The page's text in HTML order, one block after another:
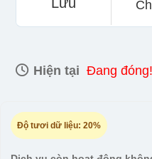
Hiện tại Đang đóng!
Độ tươi dữ liệu: 20%